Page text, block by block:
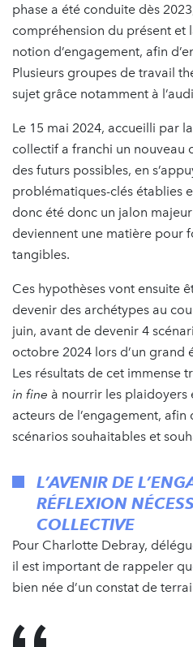
phase a été conduite dès
compréhension du présent et
notion d’engagement, afin
Plusieurs groupes de travail
sujet grâce notamment à
Le 15 mai 2024, accueilli par
collectif a franchi un nouveau
des futurs possibles, en
problématiques-clés établies
donc été donc un jalon
deviennent une matière pour
tangibles.
Ces hypothèses vont ensuite
devenir des archétypes au
juin, avant de devenir 4
octobre 2024 lors d’un grand
Les résultats de cet immense
in fine à nourrir les plaidoyers
acteurs de l’engagement,
scénarios souhaitables et
L’AVENIR DE
RÉFLEXION
COLLECTIVE
Pour Charlotte Debray,
il est important de rappeler
bien née d’un constat de